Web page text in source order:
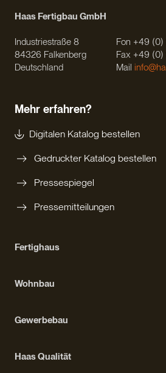
Haas Fertigbau GmbH
Industriestraße 8
84326 Falkenberg
Deutschland
Fon +49 (0)
Fax +49 (0)
Mail
Mehr erfahren?
Digitalen Katalog bestellen
Gedruckter Katalog bestellen
Pressespiegel
Pressemitteilungen
Fertighaus
Kompakthaus
Stadtvilla
Wohnbau
Ausstattung
Gewerbebau
Haas Qualität